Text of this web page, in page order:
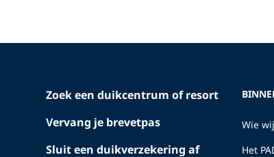
Zoek een duikcentrum of resort
Vervang je brevetpas
Sluit een duikverzekering af
Wie
Het